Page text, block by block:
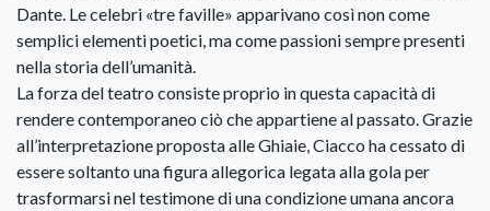
Dante. Le celebri «tre faville» apparivano così non come
semplici elementi poetici, ma come passioni sempre presenti
nella storia dell’umanità.
La forza del teatro consiste proprio in questa capacità di
rendere contemporaneo ciò che appartiene al passato. Grazie
all’interpretazione proposta alle Ghiaie, Ciacco ha cessato di
essere soltanto una figura allegorica legata alla gola per
trasformarsi nel testimone di una condizione umana ancora